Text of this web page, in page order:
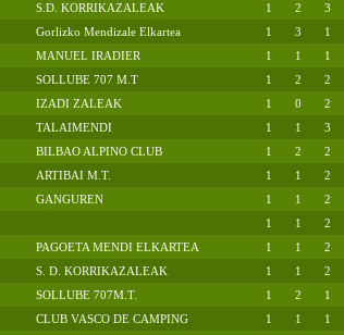
S.D. KORRIKAZALEAK 1 2 3
Gorlizko Mendizale Elkartea 1 3 1
MANUEL IRADIER 1 1 1
SOLLUBE 707 M.T 1 2 2
IZADI ZALEAK 1 0 2
TALAIMENDI 1 1 3
BILBAO ALPINO CLUB 1 2 2
ARTIBAI M.T. 1 1 2
GANGUREN 1 1 2
1 1 2
PAGOETA MENDI ELKARTEA 1 1 2
S. D. KORRIKAZALEAK 1 1 2
SOLLUBE 707M.T. 1 2 1
CLUB VASCO DE CAMPING 1 1 1